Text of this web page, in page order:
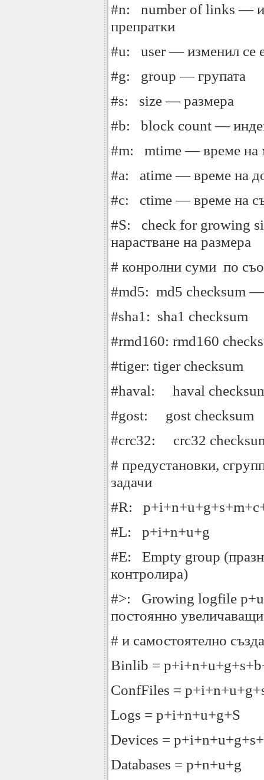
#n: number of links —
препратки
#u: user — изменил се
#g: group — групата
#s: size — размера
#b: block count —
#m: mtime — време на
#a: atime — време на
#c: ctime — време на
#S: check for growing
нарастване на размера
# конролни суми по
#md5: md5 checksum —
#sha1: sha1 checksum
#rmd160: rmd160
#tiger: tiger checksum
#haval: haval
#gost: gost checksum
#crc32: crc32
# предустановки,
задачи
#R:
#L: p+i+n+u+g
#E: Empty group
контролира)
#>: Growing logfile
постоянно
# и самостоятелно
Binlib =
ConfFiles =
Logs = p+i+n+u+g+S
Devices =
Databases = p+n+u+g